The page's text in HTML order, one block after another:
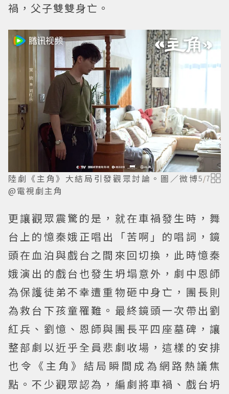
禍，父子雙雙身亡。
陸劇《主角》大結局引發觀眾討論。圖／微博
@電視劇主角
5/7
更讓觀眾震驚的是，就在車禍發生時，舞
台上的憶秦娥正唱出「苦啊」的唱詞，鏡
頭在血泊與戲台之間來回切換，此時憶秦
娥演出的戲台也發生坍塌意外，劇中恩師
為保護徒弟不幸遭重物砸中身亡，團長則
為救台下孩童罹難。最終鏡頭一次帶出劉
紅兵、劉憶、恩師與團長平四座墓碑，讓
整部劇以近乎全員悲劇收場，這樣的安排
也令《主角》結局瞬間成為網路熱議焦
點。不少觀眾認為，編劇將車禍、戲台坍